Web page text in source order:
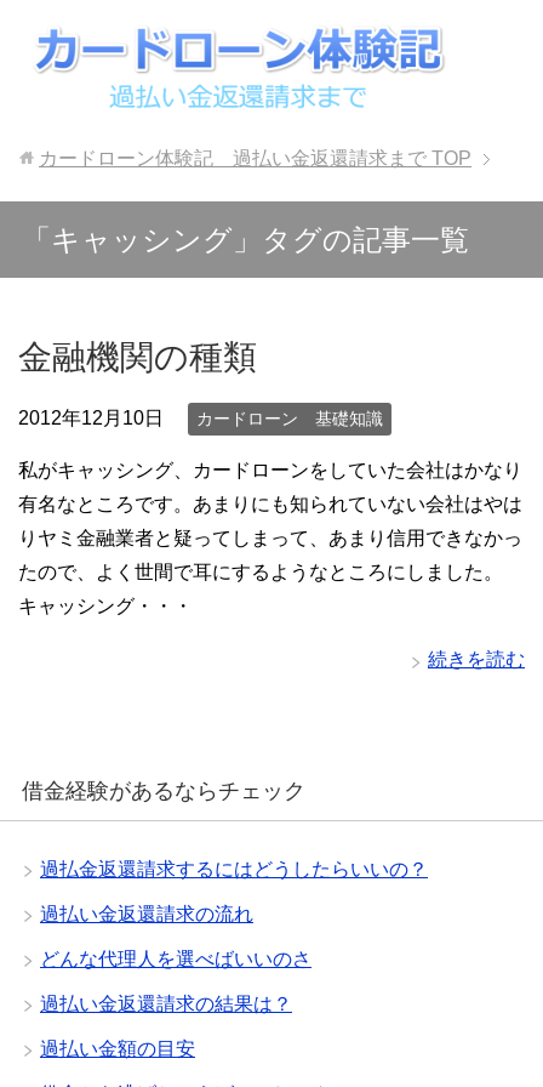
カードローン体験記 過払い金返還請求まで TOP
「キャッシング」タグの記事一覧
金融機関の種類
2012年12月10日 カードローン 基礎知識
私がキャッシング、カードローンをしていた会社はかなり
有名なところです。あまりにも知られていない会社はやは
りヤミ金融業者と疑ってしまって、あまり信用できなかっ
たので、よく世間で耳にするようなところにしました。
キャッシング・・・
続きを読む
借金経験があるならチェック
過払金返還請求するにはどうしたらいいの？
過払い金返還請求の流れ
どんな代理人を選べばいいのさ
過払い金返還請求の結果は？
過払い金額の目安